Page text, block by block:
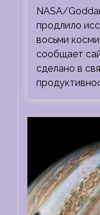
NASA/
продлило
восьми
сообщает
сделано в